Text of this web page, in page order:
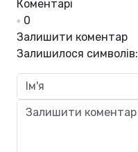
Коментарі
0
Залишити коментар
Залишилося символів: